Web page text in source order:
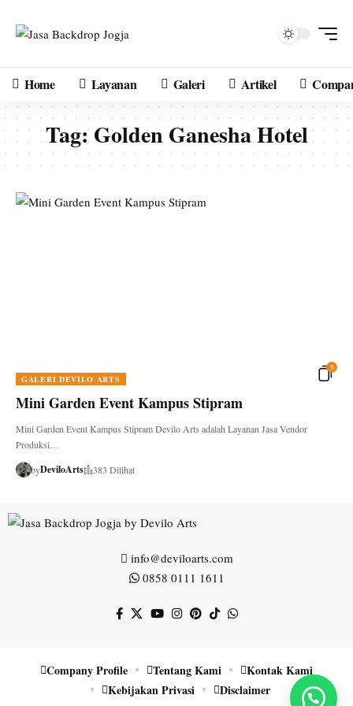
Home Layanan Galeri Artikel
Tag:Golden Ganesha Hotel
5
GALERI DEVILO ARTS
Mini Garden Event Kampus Stipram
Mini Garden Event Kampus Stipram Devilo Arts adalah Layanan Jasa Vendor
Produksi…
byDeviloArts 383 Dilihat
info@deviloarts.com
0858 0111 1611
Company Profile Tentang Kami
Kontak Kami
Kebijakan Privasi
Disclaimer